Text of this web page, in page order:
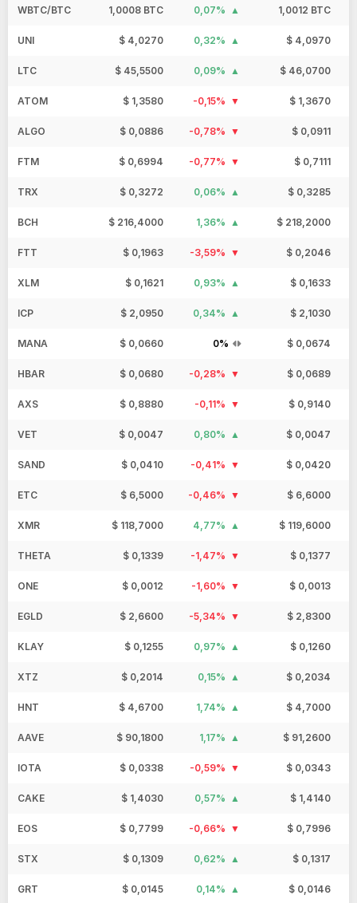
WBTC/BTC 1,0008 BTC 0,07% 1,0012 BTC
UNI $ 4,0270 0,32% $ 4,0970
LTC $ 45,5500 0,09% $ 46,0700
ATOM $ 1,3580 -0,15% $ 1,3670
ALGO $ 0,0886 -0,78% $ 0,0911
FTM $ 0,6994 -0,77% $ 0,7111
TRX $ 0,3272 0,06% $ 0,3285
BCH $ 216,4000 1,36% $ 218,2000
FTT $ 0,1963 -3,59% $ 0,2046
XLM $ 0,1621 0,93% $ 0,1633
ICP $ 2,0950 0,34% $ 2,1030
MANA $ 0,0660 0% $ 0,0674
HBAR $ 0,0680 -0,28% $ 0,0689
AXS $ 0,8880 -0,11% $ 0,9140
VET $ 0,0047 0,80% $ 0,0047
SAND $ 0,0410 -0,41% $ 0,0420
ETC $ 6,5000 -0,46% $ 6,6000
XMR $ 118,7000 4,77% $ 119,6000
THETA $ 0,1339 -1,47% $ 0,1377
ONE $ 0,0012 -1,60% $ 0,0013
EGLD $ 2,6600 -5,34% $ 2,8300
KLAY $ 0,1255 0,97% $ 0,1260
XTZ $ 0,2014 0,15% $ 0,2034
HNT $ 4,6700 1,74% $ 4,7000
AAVE $ 90,1800 1,17% $ 91,2600
IOTA $ 0,0338 -0,59% $ 0,0343
CAKE $ 1,4030 0,57% $ 1,4140
EOS $ 0,7799 -0,66% $ 0,7996
STX $ 0,1309 0,62% $ 0,1317
GRT $ 0,0145 0,14% $ 0,0146